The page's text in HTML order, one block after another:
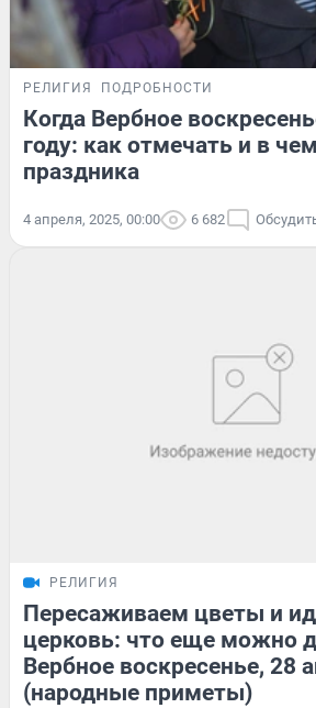
РЕЛИГИЯ ПОДРОБНОСТИ
Когда Вербное
году: как отмечать и в
праздника
4 апреля, 2025, 00:00 6 682
РЕЛИГИЯ
Пересаживаем цветы и
церковь: что еще можно
Вербное воскресенье, 28
(народные приметы)